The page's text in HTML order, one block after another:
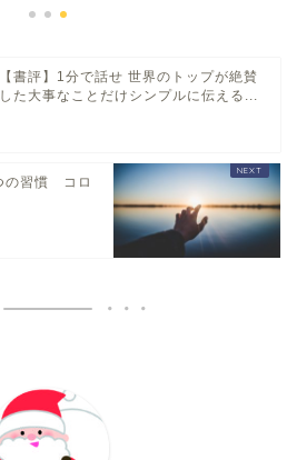
【書評】1分で話せ 世界のトップが絶賛
した大事なことだけシンプルに伝える...
の習慣 コロ